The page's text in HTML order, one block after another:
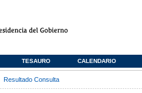
TESAURO CALENDARIO
Resultado Consulta